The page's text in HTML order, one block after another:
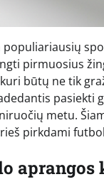
populiariausių
pirmuosius
būtų ne tik
metu.
pirkdami